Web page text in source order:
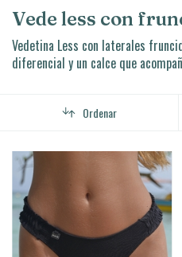
Vede less con
Vedetina Less con laterales
diferencial y un calce que
Ordenar